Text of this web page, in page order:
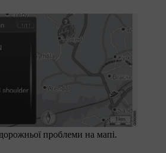
проблеми на мапі.